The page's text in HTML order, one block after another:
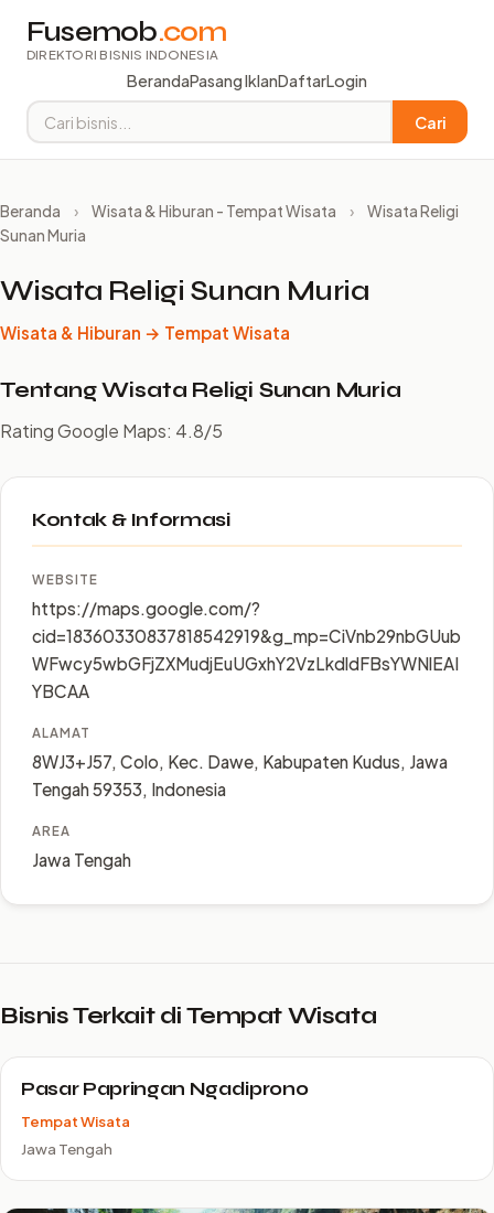
Fusemob.com
DIREKTORI BISNIS INDONESIA
BerandaPasang IklanDaftarLogin
Cari
Beranda › Wisata & Hiburan - Tempat Wisata ›
Wisata Religi
Sunan Muria
Wisata Religi Sunan Muria
Wisata & Hiburan → Tempat Wisata
Tentang Wisata Religi Sunan Muria
Rating Google Maps: 4.8/5
Kontak & Informasi
WEBSITE
https://maps.google.com/?
cid=18360330837818542919&g_mp=CiVnb29nbGUub
WFwcy5wbGFjZXMudjEuUGxhY2VzLkdldFBsYWNlEAI
YBCAA
ALAMAT
8WJ3+J57, Colo, Kec. Dawe, Kabupaten Kudus, Jawa
Tengah 59353, Indonesia
AREA
Jawa Tengah
Bisnis Terkait di Tempat Wisata
Pasar Papringan Ngadiprono
Tempat Wisata
Jawa Tengah